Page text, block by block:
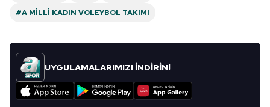
#A MILLI KADIN VOLEYBOL TAKIMI
UYGULAMALARIMIZI İNDİRİN!